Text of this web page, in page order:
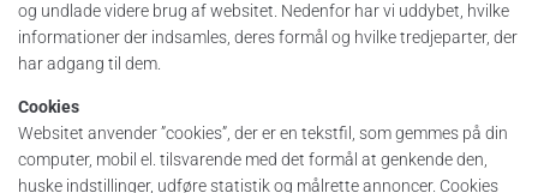
og undlade videre brug af websitet. Nedenfor har vi uddybet, hvilke
informationer der indsamles, deres formål og hvilke tredjeparter, der
har adgang til dem.
Cookies
Websitet anvender ”cookies”, der er en tekstfil, som gemmes på din
computer, mobil el. tilsvarende med det formål at genkende den,
huske indstillinger, udføre statistik og målrette annoncer. Cookies